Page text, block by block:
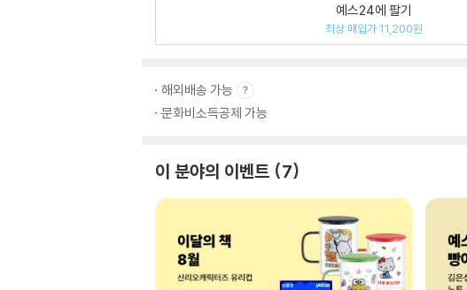
예스24에 팔기
최상 매입가 11,200원
해외배송 가능
문화비소득공제 가능
이 분야의 이벤트 7